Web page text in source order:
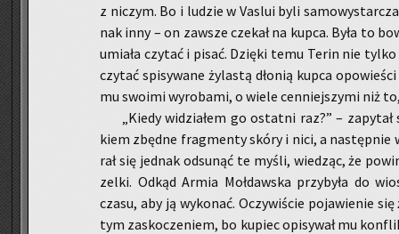
z ni­czym. Bo i lu­dzie w Va­slui byli
nak inny – on za­wsze cze­kał na kupca. Była to
umia­ła czy­tać i pisać. Dzię­ki temu Terin nie
czy­tać spi­sy­wa­ne ży­la­stą dło­nią kupca
mu swo­imi wy­ro­ba­mi, o wiele cen­niej­szy­mi niż
„Kiedy wi­dzia­łem go ostat­ni raz?” –
kiem zbęd­ne frag­men­ty skóry i nici, a
rał się jed­nak od­su­nąć te myśli, wie­dząc, że
zel­ki. Odkąd Armia Moł­daw­ska przy­by­ła do
czasu, aby ją wy­ko­nać. Oczy­wi­ście po­ja­wie­nie
tym za­sko­cze­niem, bo ku­piec opi­sy­wał mu